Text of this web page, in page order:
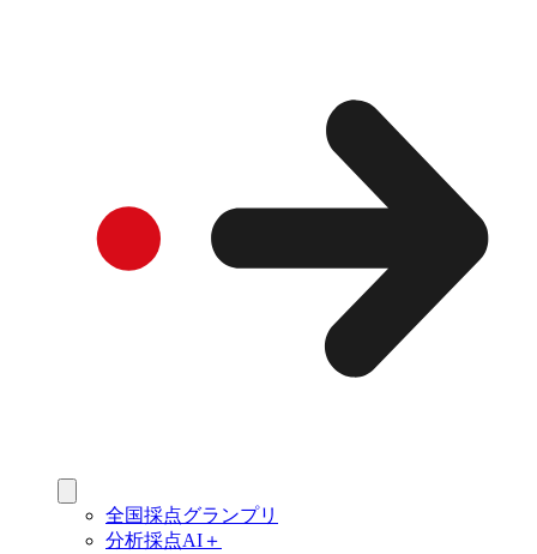
全国採点グランプリ
分析採点AI＋